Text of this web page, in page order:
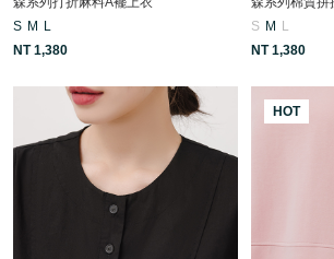
S M
L
NT 1,380
S M
L
NT 1,380
HOT